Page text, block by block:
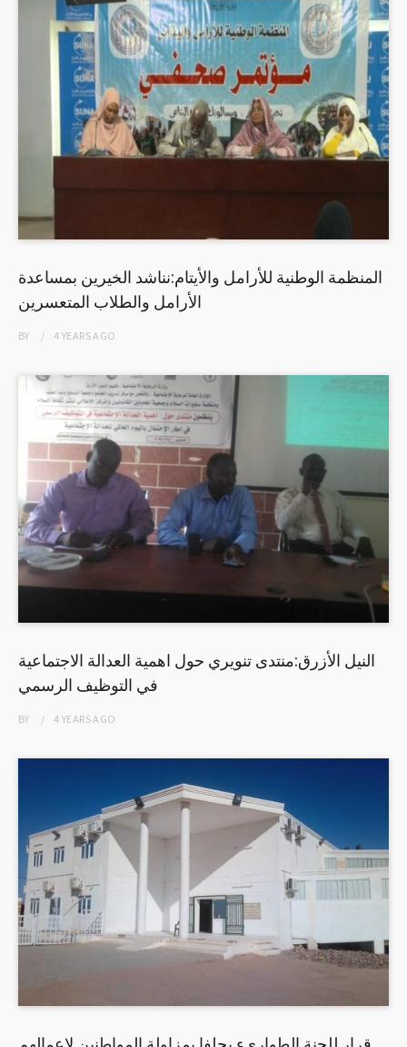
المنظمة الوطنية للأرامل والأيتام:نناشد الخيرين بمساعدة
الأرامل والطلاب المتعسرين
BY 4 YEARSAGO
النيل الأزرق:منتدى تنويري حول اهمية العدالة الاجتماعية
في التوظيف الرسمي
BY 4 YEARSAGO